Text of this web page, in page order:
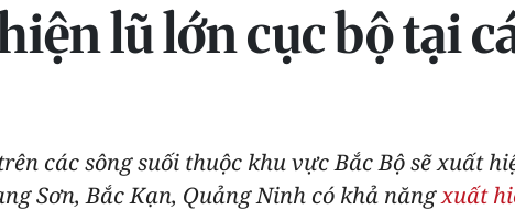
lũ lớn cục bộ tại
các sông suối thuộc khu vực Bắc Bộ sẽ xuất
Sơn, Bắc Kạn, Quảng Ninh có khả năngxuất